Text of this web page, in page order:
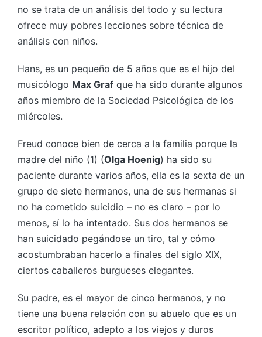
no se trata de un análisis del todo y su lectura
ofrece muy pobres lecciones sobre técnica de
análisis con niños.
Hans, es un pequeño de 5 años que es el hijo del
musicólogo Max Graf que ha sido durante algunos
años miembro de la Sociedad Psicológica de los
miércoles.
Freud conoce bien de cerca a la familia porque la
madre del niño (1) (Olga Hoenig) ha sido su
paciente durante varios años, ella es la sexta de un
grupo de siete hermanos, una de sus hermanas si
no ha cometido suicidio – no es claro – por lo
menos, sí lo ha intentado. Sus dos hermanos se
han suicidado pegándose un tiro, tal y cómo
acostumbraban hacerlo a finales del siglo XIX,
ciertos caballeros burgueses elegantes.
Su padre, es el mayor de cinco hermanos, y no
tiene una buena relación con su abuelo que es un
escritor político, adepto a los viejos y duros